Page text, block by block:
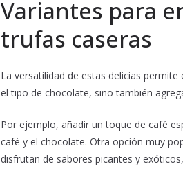
Variantes para
trufas caseras
La versatilidad de estas delicias
el tipo de chocolate, sino también
Por ejemplo, añadir un toque de café
café y el chocolate. Otra opción muy
disfrutan de sabores picantes y